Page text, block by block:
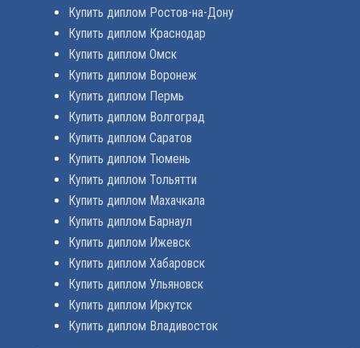
Купить диплом Ростов-на-Дону
Купить диплом Краснодар
Купить диплом Омск
Купить диплом Воронеж
Купить диплом Пермь
Купить диплом Волгоград
Купить диплом Саратов
Купить диплом Тюмень
Купить диплом Тольятти
Купить диплом Махачкала
Купить диплом Барнаул
Купить диплом Ижевск
Купить диплом Хабаровск
Купить диплом Ульяновск
Купить диплом Иркутск
Купить диплом Владивосток